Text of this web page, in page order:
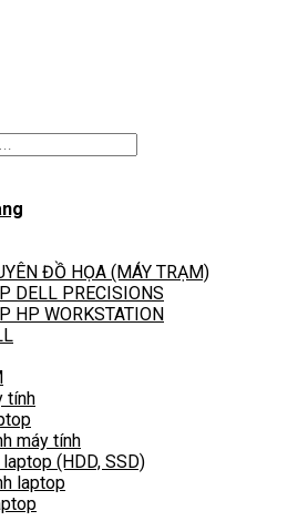
ĐỒ HỌA (MÁY TRẠM)
DELL PRECISIONS
HP WORKSTATION
tính
máy tính
(HDD, SSD)
laptop